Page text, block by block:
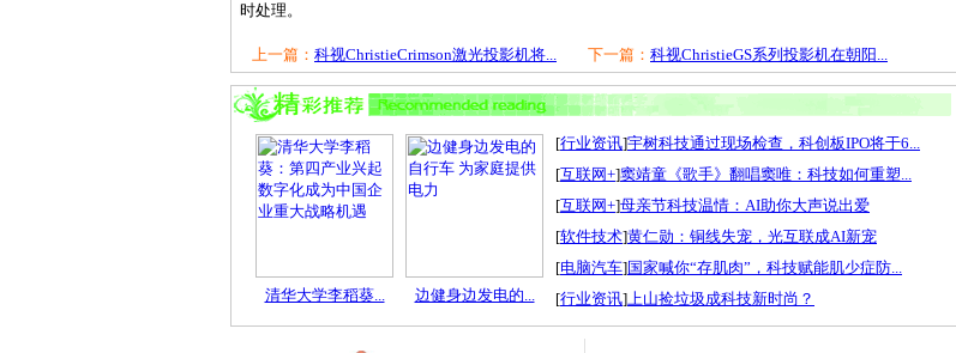
时处理。
上一篇： 科视ChristieCrimson激光投影机将... 下一篇： 科视ChristieGS系列投影机在朝阳...
清华大学李稻葵... 边健身边发电的...
[行业资讯]宇树科技通过现场检查，科创板IPO将于6...
[互联网+]窦靖童《歌手》翻唱窦唯：科技如何重塑...
[互联网+]母亲节科技温情：AI助你大声说出爱
[软件技术]黄仁勋：铜线失宠，光互联成AI新宠
[电脑汽车]国家喊你“存肌肉”，科技赋能肌少症防...
[行业资讯]上山捡垃圾成科技新时尚？